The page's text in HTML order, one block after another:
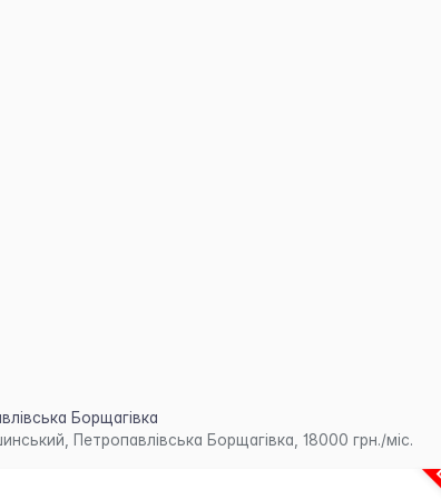
Борщагівка
Петропавлівська Борщагівка, 18000 грн./міс.